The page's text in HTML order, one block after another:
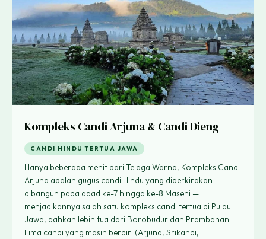
Kompleks Candi Arjuna & Candi Dieng
CANDI HINDU TERTUA JAWA
Hanya beberapa menit dari Telaga Warna, Kompleks Candi
Arjuna adalah gugus candi Hindu yang diperkirakan
dibangun pada abad ke-7 hingga ke-8 Masehi —
menjadikannya salah satu kompleks candi tertua di Pulau
Jawa, bahkan lebih tua dari Borobudur dan Prambanan.
Lima candi yang masih berdiri (Arjuna, Srikandi,